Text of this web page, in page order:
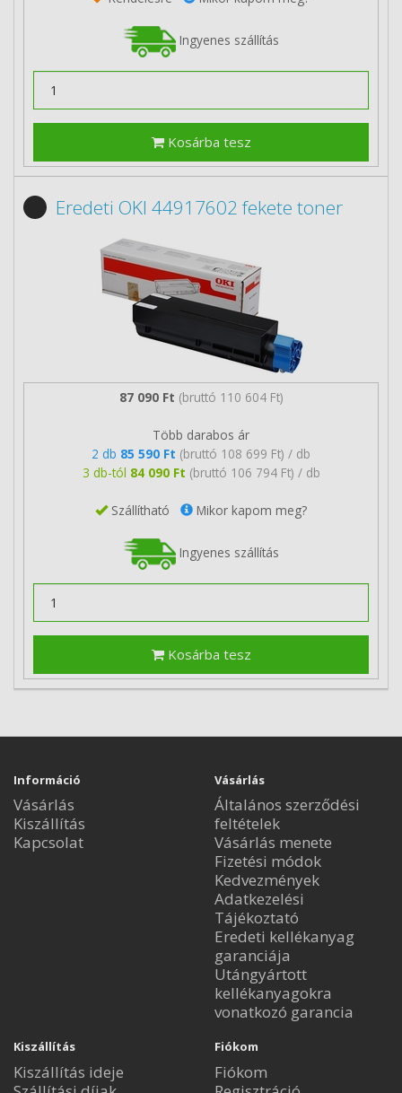
Ingyenes szállítás
Kosárba tesz
Eredeti OKI 44917602 fekete toner
87 090 Ft (bruttó 110 604 Ft)
Több darabos ár
2 db 85 590 Ft (bruttó 108 699 Ft) / db
3 db-tól 84 090 Ft (bruttó 106 794 Ft) / db
Szállítható Mikor kapom meg?
Ingyenes szállítás
Kosárba tesz
Információ
Vásárlás
Kiszállítás
Kapcsolat
Vásárlás
Általános szerződési
feltételek
Vásárlás menete
Fizetési módok
Kedvezmények
Adatkezelési
Tájékoztató
Eredeti kellékanyag
garanciája
Utángyártott
kellékanyagokra
vonatkozó garancia
Kiszállítás
Kiszállítás ideje
Fiókom
Fiókom